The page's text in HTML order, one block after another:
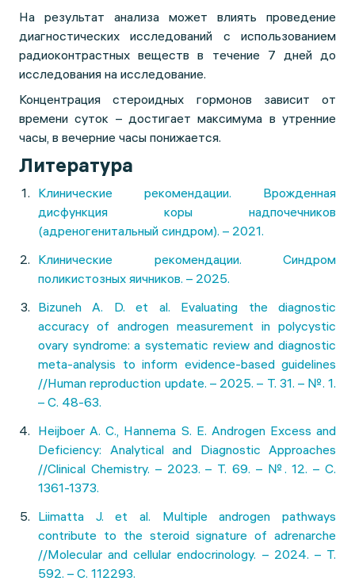
На результат анализа может влиять проведение
диагностических исследований с использованием
радиоконтрастных веществ в течение 7 дней до
исследования на исследование.
Концентрация стероидных гормонов зависит от
времени суток – достигает максимума в утренние
часы, в вечерние часы понижается.
Литература
Клинические рекомендации. Врожденная
дисфункция коры надпочечников
(адреногенитальный синдром). – 2021.
Клинические рекомендации. Синдром
поликистозных яичников. – 2025.
Bizuneh A. D. et al. Evaluating the diagnostic
accuracy of androgen measurement in polycystic
ovary syndrome: a systematic review and diagnostic
meta-analysis to inform evidence-based guidelines
//Human reproduction update. – 2025. – Т. 31. – №. 1.
– С. 48-63.
Heijboer A. C., Hannema S. E. Androgen Excess and
Deficiency: Analytical and Diagnostic Approaches
//Clinical Chemistry. – 2023. – Т. 69. – №. 12. – С.
1361-1373.
Liimatta J. et al. Multiple androgen pathways
contribute to the steroid signature of adrenarche
//Molecular and cellular endocrinology. – 2024. – Т.
592. – С. 112293.